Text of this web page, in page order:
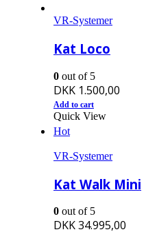
VR-Systemer
Kat Loco
0 out of 5
DKK 1.500,00
Add to cart
Quick View
Hot
VR-Systemer
Kat Walk Mini
0 out of 5
DKK34.995,00